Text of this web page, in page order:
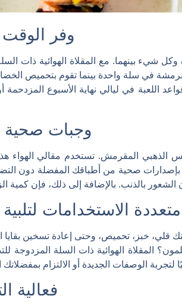
وفر
شيء بينهما. مع المقلاة الهوائية ذات
في سلة واحدة بينما تقوم بتحميص
اللعبة في ليالي نهاية الأسبوع
وجبات صحية
الذهبي المقرمش. تستخدم مقالي الهواء
صحية من أطباقك المفضلة دون
متعددة الاستخدامات
قلي، خبز، تحميص، وحتى إعادة تسخين
الهوائية ذات السلة المزدوجة
فعالية